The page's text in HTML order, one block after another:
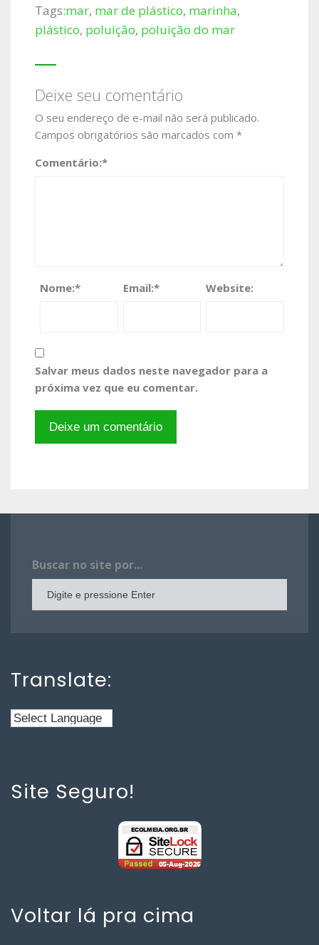
Tags:mar, mar de plástico, marinha,
plástico, poluição, poluição do mar
Deixe seu comentário
O seu endereço de e-mail não será publicado.
Campos obrigatórios são marcados com *
Comentário:*
Nome:* Email:* Website:
Salvar meus dados neste navegador para a
próxima vez que eu comentar.
Buscar no site por...
Translate:
Site Seguro!
Voltar lá pra cima